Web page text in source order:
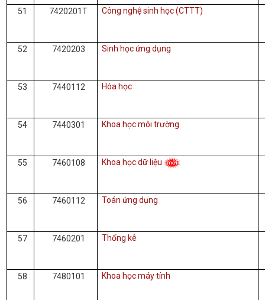
51 7420201T Công nghệ sinh học (CTTT)
52 7420203 Sinh học ứng dụng
53 7440112 Hóa học
54 7440301 Khoa học môi trường
55 7460108 Khoa học dữ liệu
56 7460112 Toán ứng dụng
57 7460201 Thống kê
58 7480101 Khoa học máy tính